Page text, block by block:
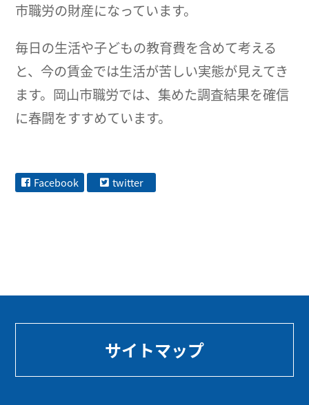
市職労の財産になっています。
毎日の生活や子どもの教育費を含めて考える
と、今の賃金では生活が苦しい実態が見えてき
ます。岡山市職労では、集めた調査結果を確信
に春闘をすすめています。
Facebook twitter
サイトマップ